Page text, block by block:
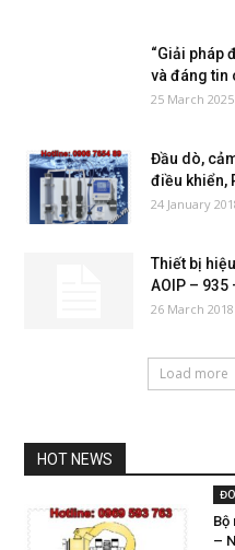
“Giải pháp
và đáng tin
25 March 2025
Đầu dò,
điều khiển,
24 January
Thiết bị
AOIP – 935
26 March 2018
Load more
HOT NEWS
Bộ
–